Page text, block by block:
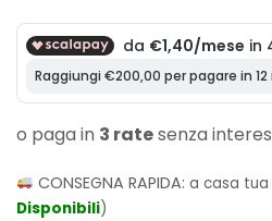
originale
era:
5,90€.
attuale
è:
5,60€.
o paga in 3 ratesenza
CONSEGNA RAPIDA:a casa
Disponibili)